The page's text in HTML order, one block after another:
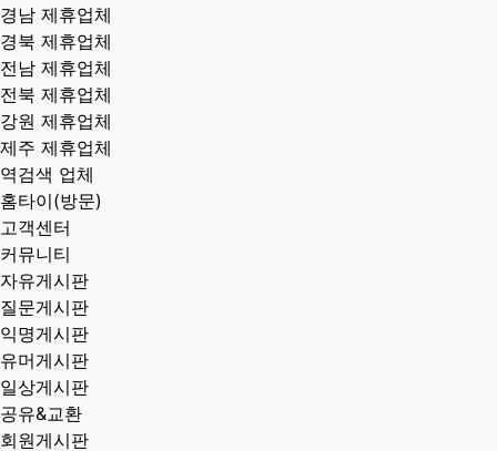
경남 제휴업체
경북 제휴업체
전남 제휴업체
전북 제휴업체
강원 제휴업체
제주 제휴업체
역검색 업체
홈타이(방문)
고객센터
커뮤니티
자유게시판
질문게시판
익명게시판
유머게시판
일상게시판
공유&교환
회원게시판